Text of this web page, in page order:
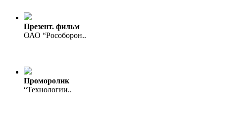
Презент. фильм
ОАО “Рособорон..
Проморолик
“Технологии..